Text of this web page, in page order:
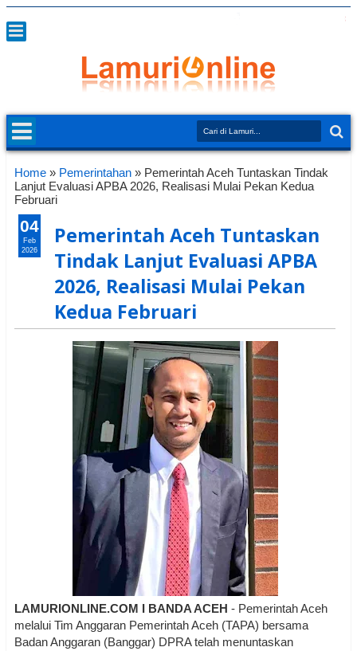
Home » Pemerintahan » Pemerintah Aceh Tuntaskan Tindak
Lanjut Evaluasi APBA 2026, Realisasi Mulai Pekan Kedua
Februari
Pemerintah Aceh Tuntaskan
Tindak Lanjut Evaluasi APBA
2026, Realisasi Mulai Pekan
Kedua Februari
LAMURIONLINE.COM I BANDA ACEH - Pemerintah Aceh
melalui Tim Anggaran Pemerintah Aceh (TAPA) bersama
Badan Anggaran (Banggar) DPRA telah menuntaskan
04
Feb
2026